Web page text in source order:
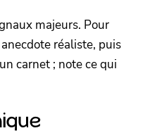
majeurs. Pour
réaliste, puis
carnet ; note ce qui